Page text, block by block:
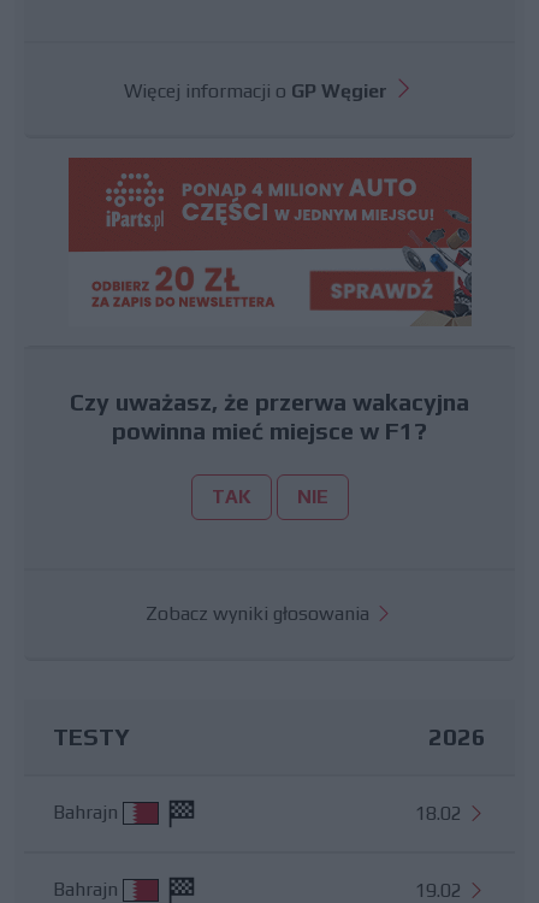
Więcej informacji o GP Węgier
Czy uważasz, że przerwa wakacyjna
powinna mieć miejsce w F1?
TAK NIE
Zobacz wyniki głosowania
TESTY 2026
Bahrajn 18.02
Bahrajn 19.02